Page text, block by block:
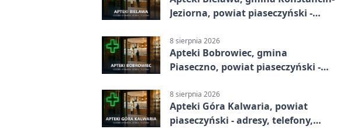
Jeziorna, powiat piaseczyński -
8 sierpnia 2026
Apteki Bobrowiec, gmina
Piaseczno, powiat piaseczyński -
8 sierpnia 2026
Apteki Góra Kalwaria, powiat
piaseczyński - adresy, telefony,